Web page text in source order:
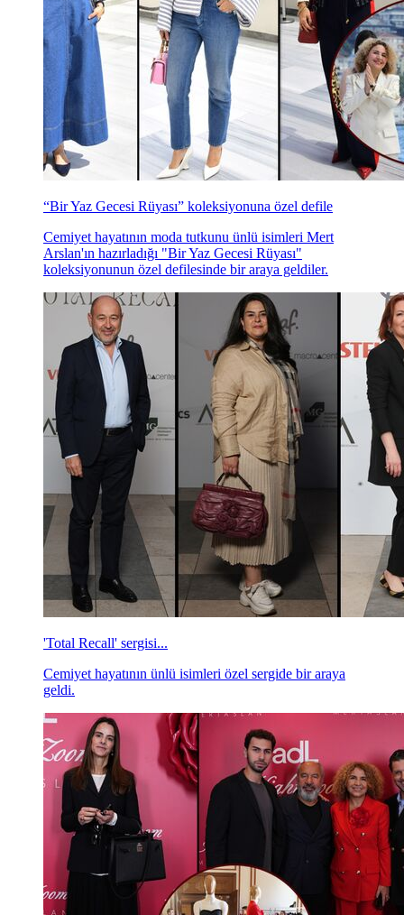
“Bir Yaz Gecesi Rüyası” koleksiyonuna özel defile
Cemiyet hayatının moda tutkunu ünlü isimleri Mert
Arslan'ın hazırladığı "Bir Yaz Gecesi Rüyası"
koleksiyonunun özel defilesinde bir araya geldiler.
'Total Recall' sergisi...
Cemiyet hayatının ünlü isimleri özel sergide bir araya
geldi.